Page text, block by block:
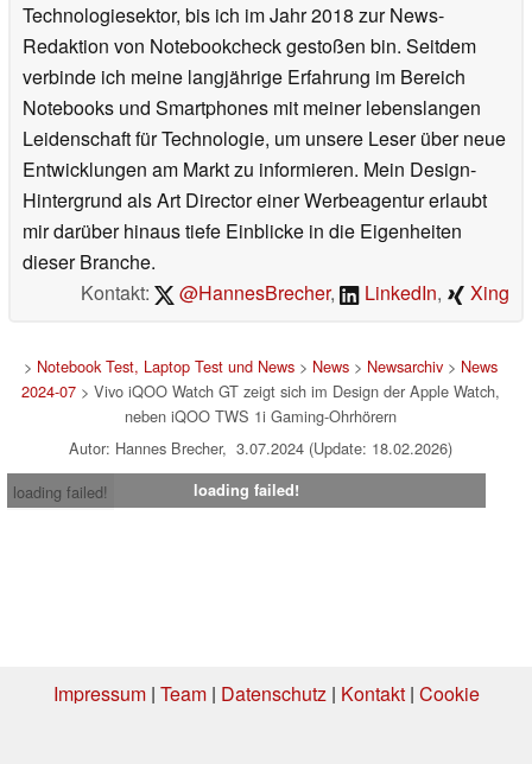
Technologiesektor, bis ich im Jahr 2018 zur News-
Redaktion von Notebookcheck gestoßen bin. Seitdem
verbinde ich meine langjährige Erfahrung im Bereich
Notebooks und Smartphones mit meiner lebenslangen
Leidenschaft für Technologie, um unsere Leser über neue
Entwicklungen am Markt zu informieren. Mein Design-
Hintergrund als Art Director einer Werbeagentur erlaubt
mir darüber hinaus tiefe Einblicke in die Eigenheiten
dieser Branche.
Kontakt:
@HannesBrecher, LinkedIn, Xing
> Notebook Test, Laptop Test und News> News> Newsarchiv> News
2024-07> Vivo iQOO Watch GT zeigt sich im Design der Apple Watch,
neben iQOO TWS 1i Gaming-Ohrhörern
Autor: Hannes Brecher, 3.07.2024 (Update: 18.02.2026)
loading failed!
loading failed!
Impressum| Team| Datenschutz| Kontakt| Cookie